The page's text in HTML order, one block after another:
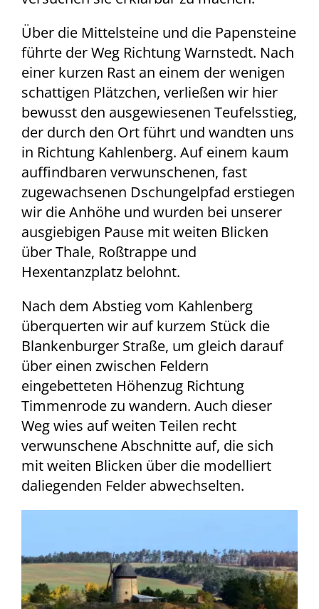
Über die Mittelsteine und die Papensteine
führte der Weg Richtung Warnstedt. Nach
einer kurzen Rast an einem der wenigen
schattigen Plätzchen, verließen wir hier
bewusst den ausgewiesenen Teufelsstieg,
der durch den Ort führt und wandten uns
in Richtung Kahlenberg. Auf einem kaum
auffindbaren verwunschenen, fast
zugewachsenen Dschungelpfad erstiegen
wir die Anhöhe und wurden bei unserer
ausgiebigen Pause mit weiten Blicken
über Thale, Roßtrappe und
Hexentanzplatz belohnt.
Nach dem Abstieg vom Kahlenberg
überquerten wir auf kurzem Stück die
Blankenburger Straße, um gleich darauf
über einen zwischen Feldern
eingebetteten Höhenzug Richtung
Timmenrode zu wandern. Auch dieser
Weg wies auf weiten Teilen recht
verwunschene Abschnitte auf, die sich
mit weiten Blicken über die modelliert
daliegenden Felder abwechselten.